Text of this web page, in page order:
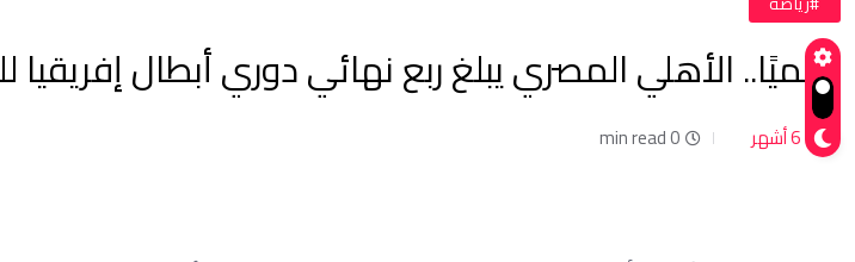
رسميًا.. الأهلي المصري يبلغ ربع نهائي دوري أبطال إفريقيا
6 أشهر 0 min read